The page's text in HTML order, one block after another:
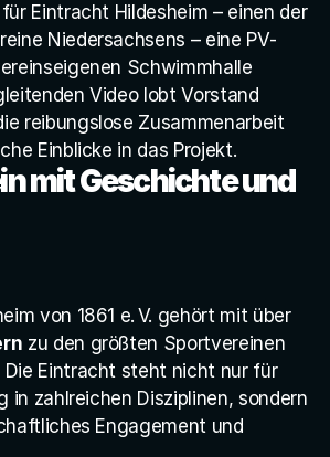
agen
Eintracht Hildesheim – einen der
Niedersachsens – eine PV-
Schwimmhalle
Video lobt Vorstand
reibungslose Zusammenarbeit
Einblicke in das Projekt.
mit Geschichte und
Eintracht Hildesheim von 1861 e. V. gehört mit über
zu den größten Sportvereinen
Die Eintracht steht nicht nur für
in zahlreichen Disziplinen, sondern
Engagement und